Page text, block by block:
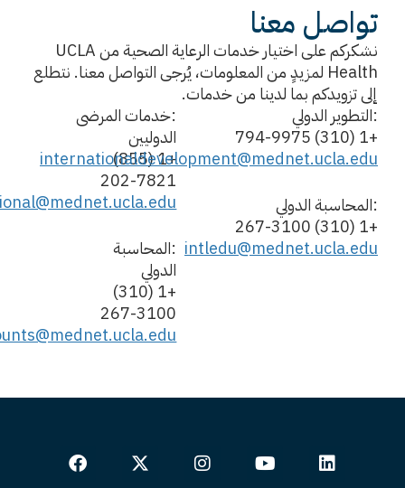
تواصل معنا
نشكركم على اختيار خدمات الرعاية الصحية من UCLA
Health لمزيدٍ من المعلومات، يُرجى التواصل معنا. نتطلع
إلى تزويدكم بما لدينا من خدمات.
:خدمات المرضى
الدوليين
+1 (855)
202-7821
:المحاسبة
الدولي
+1 (310)
267-3100
:التطوير الدولي
+1 (310) 794-9975
internationaldevelopment@mednet.ucla.edu
:المحاسبة الدولي
+1 (310) 267-3100
intledu@mednet.ucla.edu